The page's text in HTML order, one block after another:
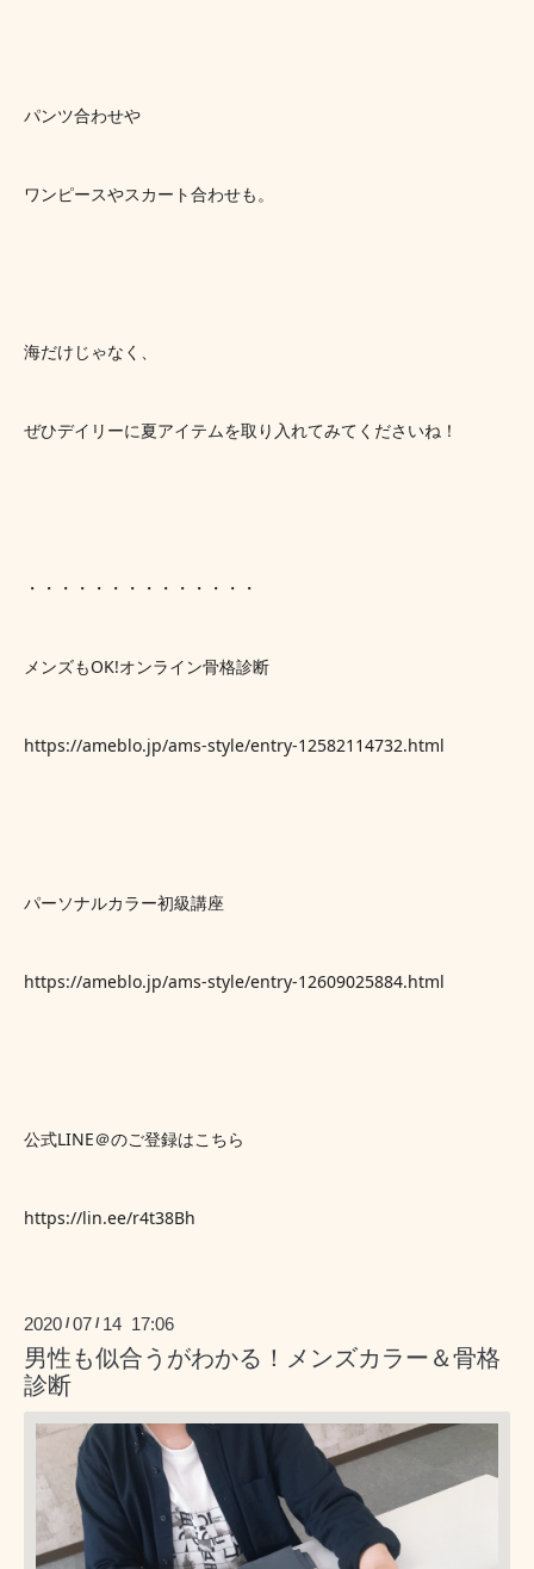
パンツ合わせや
ワンピースやスカート合わせも。
海だけじゃなく、
ぜひデイリーに夏アイテムを取り入れてみてくださいね！
・・・・・・・・・・・・・・
メンズもOK!オンライン骨格診断
https://ameblo.jp/ams-style/entry-12582114732.html
パーソナルカラー初級講座
https://ameblo.jp/ams-style/entry-12609025884.html
公式LINE＠のご登録はこちら
https://lin.ee/r4t38Bh
2020 /07 / 14 17:06
男性も似合うがわかる！メンズカラー＆骨格
診断